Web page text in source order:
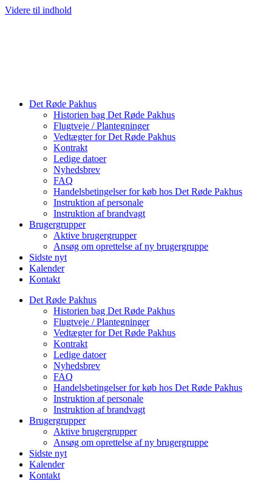
Videre til indhold
Det Røde Pakhus
Historien bag Det Røde Pakhus
Flugtveje / Plantegninger
Vedtægter for Det Røde Pakhus
Kontrakt
Ledige datoer
Nyhedsbrev
FAQ
Handelsbetingelser for køb hos Det Røde Pakhus
Instruktion af personale
Instruktion af brandvagt
Brugergrupper
Aktive brugergrupper
Ansøg om oprettelse af ny brugergruppe
Sidste nyt
Kalender
Kontakt
Det Røde Pakhus
Historien bag Det Røde Pakhus
Flugtveje / Plantegninger
Vedtægter for Det Røde Pakhus
Kontrakt
Ledige datoer
Nyhedsbrev
FAQ
Handelsbetingelser for køb hos Det Røde Pakhus
Instruktion af personale
Instruktion af brandvagt
Brugergrupper
Aktive brugergrupper
Ansøg om oprettelse af ny brugergruppe
Sidste nyt
Kalender
Kontakt